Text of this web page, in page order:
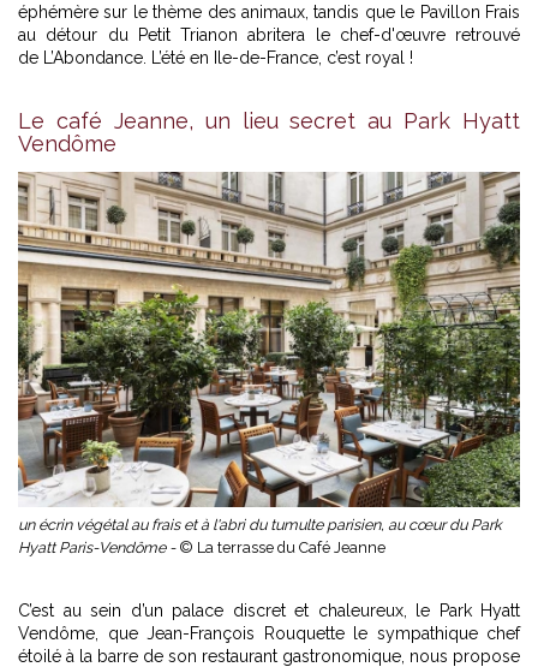
éphémère sur le thème des animaux, tandis que le Pavillon Frais
au détour du Petit Trianon abritera le chef-d'œuvre retrouvé
de L’Abondance. L’été en Ile-de-France, c’est royal !
Le café Jeanne, un lieu secret au Park Hyatt
Vendôme
un écrin végétal au frais et à l'abri du tumulte parisien, au cœur du Park
Hyatt Paris-Vendôme - © La terrasse du Café Jeanne
C’est au sein d’un palace discret et chaleureux, le Park Hyatt
Vendôme, que Jean-François Rouquette le sympathique chef
étoilé à la barre de son restaurant gastronomique, nous propose